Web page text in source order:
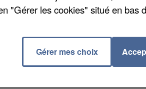
à 19h. Emmanuel Macron
"Gérer les cookies" situé en bas
Gérer mes choix